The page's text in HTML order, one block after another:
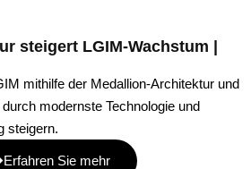
steigert LGIM-Wachstum |
mithilfe der Medallion-Architektur und
modernste Technologie und
steigern.
Erfahren Sie mehr